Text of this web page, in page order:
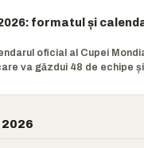
formatul și
oficial al Cupei
va găzdui 48 de echipe
2026